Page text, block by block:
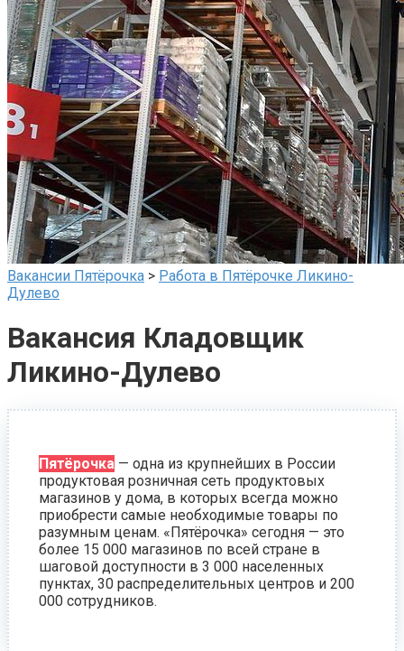
Вакансии Пятёрочка > Работа в Пятёрочке Ликино-
Дулево
Вакансия Кладовщик
Ликино-Дулево
Пятёрочка — одна из крупнейших в России
продуктовая розничная сеть продуктовых
магазинов у дома, в которых всегда можно
приобрести самые необходимые товары по
разумным ценам. «Пятёрочка» сегодня — это
более 15 000 магазинов по всей стране в
шаговой доступности в 3 000 населенных
пунктах, 30 распределительных центров и 200
000 сотрудников.